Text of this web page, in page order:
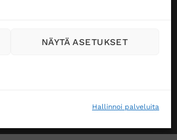
Hallinnoi palveluita
NÄYTÄ ASETUKSET